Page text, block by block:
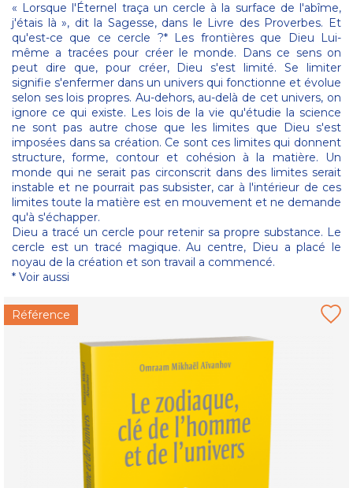
« Lorsque l'Éternel traça un cercle à la surface de l'abîme,
j'étais là », dit la Sagesse, dans le Livre des Proverbes. Et
qu'est-ce que ce cercle ?* Les frontières que Dieu Lui-
même a tracées pour créer le monde. Dans ce sens on
peut dire que, pour créer, Dieu s'est limité. Se limiter
signifie s'enfermer dans un univers qui fonctionne et évolue
selon ses lois propres. Au-dehors, au-delà de cet univers, on
ignore ce qui existe. Les lois de la vie qu'étudie la science
ne sont pas autre chose que les limites que Dieu s'est
imposées dans sa création. Ce sont ces limites qui donnent
structure, forme, contour et cohésion à la matière. Un
monde qui ne serait pas circonscrit dans des limites serait
instable et ne pourrait pas subsister, car à l'intérieur de ces
limites toute la matière est en mouvement et ne demande
qu'à s'échapper.
Dieu a tracé un cercle pour retenir sa propre substance. Le
cercle est un tracé magique. Au centre, Dieu a placé le
noyau de la création et son travail a commencé.
* Voir aussi
Référence